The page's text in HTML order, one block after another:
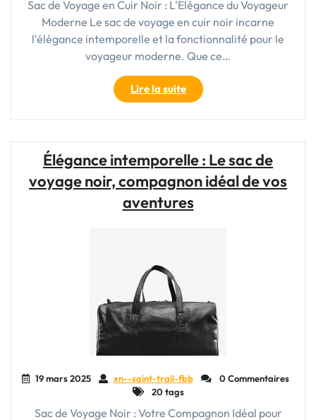
Sac de Voyage en Cuir Noir : L'Élégance du Voyageur
Moderne Le sac de voyage en cuir noir incarne
l'élégance intemporelle et la fonctionnalité pour le
voyageur moderne. Que ce…
Lire la suite"Élégance
intemporelle
:
de
voyage
en
cuir
moderne"
Élégance intemporelle : Le sac de
voyage noir, compagnon idéal de vos
aventures
19 mars 2025 xn--saint-trail-fbb
0 Commentaires
20 tags
Sac de Voyage Noir : Votre Compagnon Idéal pour